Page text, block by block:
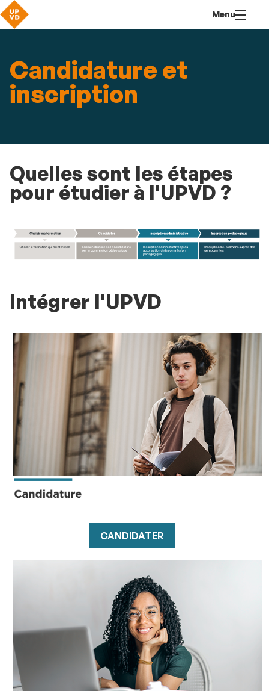
contenu
Menu
Candidature et
inscription
Quelles sont les étapes
pour étudier à l'UPVD ?
Intégrer l'UPVD
CANDIDATER